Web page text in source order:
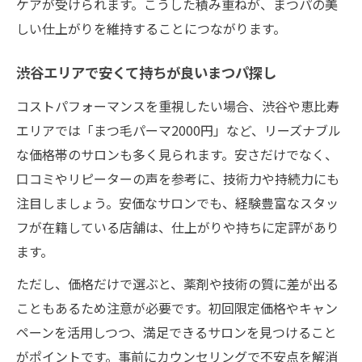
ケアが受けられます。こうした積み重ねが、まつパの美
しい仕上がりを維持することにつながります。
渋谷エリアで安くて持ちが良いまつパ探し
コストパフォーマンスを重視したい場合、渋谷や恵比寿
エリアでは「まつ毛パーマ2000円」など、リーズナブル
な価格帯のサロンも多く見られます。安さだけでなく、
口コミやリピーターの声を参考に、技術力や持続力にも
注目しましょう。安価なサロンでも、経験豊富なスタッ
フが在籍している店舗は、仕上がりや持ちに定評があり
ます。
ただし、価格だけで選ぶと、薬剤や技術の質に差が出る
こともあるため注意が必要です。初回限定価格やキャン
ペーンを活用しつつ、満足できるサロンを見つけること
がポイントです。事前にカウンセリングで不安点を解消